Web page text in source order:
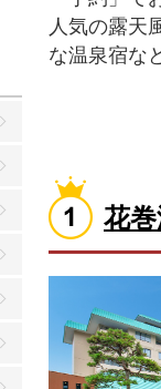
人気の露天
な温泉宿な
花